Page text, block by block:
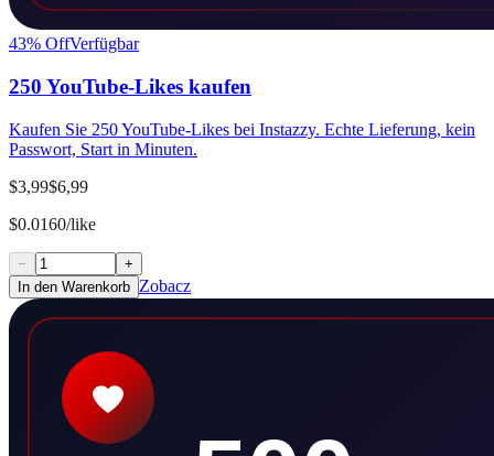
43% OffVerfügbar
250 YouTube-Likes kaufen
Kaufen Sie 250 YouTube-Likes bei Instazzy. Echte Lieferung, kein
Passwort, Start in Minuten.
$3,99$6,99
$0.0160/like
−
+
In den Warenkorb Zobacz